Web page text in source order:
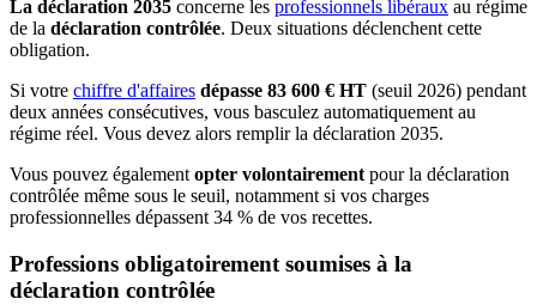
La déclaration 2035 concerne les professionnels libéraux au régime
de la déclaration contrôlée. Deux situations déclenchent cette
obligation.
Si votre chiffre d'affaires dépasse 83 600 € HT (seuil 2026) pendant
deux années consécutives, vous basculez automatiquement au
régime réel. Vous devez alors remplir la déclaration 2035.
Vous pouvez également opter volontairement pour la déclaration
contrôlée même sous le seuil, notamment si vos charges
professionnelles dépassent 34 % de vos recettes.
Professions obligatoirement soumises à la
déclaration contrôlée